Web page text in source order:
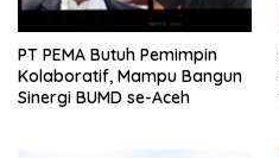
PT PEMA Butuh Pemimpin
Kolaboratif, Mampu Bangun
Sinergi BUMD se-Aceh